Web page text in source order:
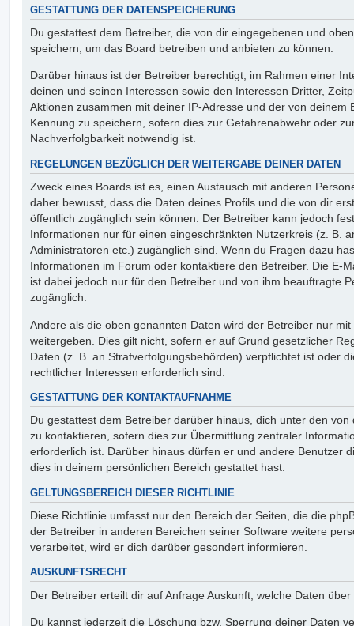
GESTATTUNG DER DATENSPEICHERUNG
Du gestattest dem Betreiber, die von dir eingegebenen und
speichern, um das Board betreiben und anbieten zu können.
Darüber hinaus ist der Betreiber berechtigt, im Rahmen einer
deinen und seinen Interessen sowie den Interessen Dritter,
Aktionen zusammen mit deiner IP-Adresse und der von deinem
Kennung zu speichern, sofern dies zur Gefahrenabwehr oder
Nachverfolgbarkeit notwendig ist.
REGELUNGEN BEZÜGLICH DER WEITERGABE DEINER DATEN
Zweck eines Boards ist es, einen Austausch mit anderen
daher bewusst, dass die Daten deines Profils und die von dir
öffentlich zugänglich sein können. Der Betreiber kann jedoch
Informationen nur für einen eingeschränkten Nutzerkreis (z. B.
Administratoren etc.) zugänglich sind. Wenn du Fragen dazu
Informationen im Forum oder kontaktiere den Betreiber. Die E-
ist dabei jedoch nur für den Betreiber und von ihm beauftragte
zugänglich.
Andere als die oben genannten Daten wird der Betreiber nur
weitergeben. Dies gilt nicht, sofern er auf Grund gesetzlicher
Daten (z. B. an Strafverfolgungsbehörden) verpflichtet ist oder
rechtlicher Interessen erforderlich sind.
GESTATTUNG DER KONTAKTAUFNAHME
Du gestattest dem Betreiber darüber hinaus, dich unter den
zu kontaktieren, sofern dies zur Übermittlung zentraler
erforderlich ist. Darüber hinaus dürfen er und andere Benutzer
dies in deinem persönlichen Bereich gestattet hast.
GELTUNGSBEREICH DIESER RICHTLINIE
Diese Richtlinie umfasst nur den Bereich der Seiten, die die
der Betreiber in anderen Bereichen seiner Software weitere
verarbeitet, wird er dich darüber gesondert informieren.
AUSKUNFTSRECHT
Der Betreiber erteilt dir auf Anfrage Auskunft, welche Daten
Du kannst jederzeit die Löschung bzw. Sperrung deiner Daten